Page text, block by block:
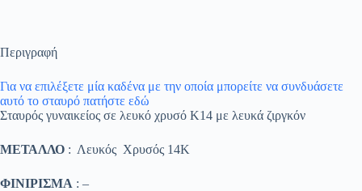
Περιγραφή
Για να επιλέξετε μία καδένα με την οποία μπορείτε να συνδυάσετε
αυτό το σταυρό πατήστε εδώ
Σταυρός γυναικείος σε λευκό χρυσό K14 με λευκά ζιργκόν
ΜΕΤΑΛΛΟ : Λευκός Χρυσός 14K
ΦΙΝΙΡΙΣΜΑ : –